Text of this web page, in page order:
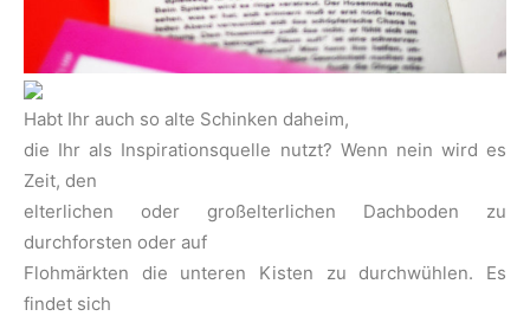
Habt Ihr auch so alte Schinken daheim,
die Ihr als Inspirationsquelle nutzt? Wenn nein wird es
Zeit, den
elterlichen oder großelterlichen Dachboden zu
durchforsten oder auf
Flohmärkten die unteren Kisten zu durchwühlen. Es
findet sich